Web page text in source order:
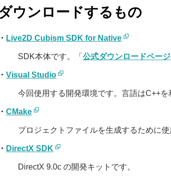
ウンロードするもの
・ Live2D Cubism SDK for Native
SDK本体です。「 公式ダウンロードページ
・ Visual Studio
今回使用する開発環境です。言語はC++を
・ CMake
プロジェクトファイルを生成するために使
・ DirectX SDK
DirectX 9.0c の開発キットです。